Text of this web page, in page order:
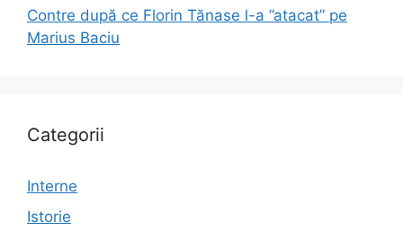
Contre după ce Florin Tănase l-a ”atacat” pe
Marius Baciu
Categorii
Interne
Istorie